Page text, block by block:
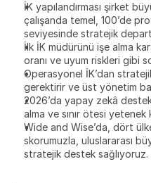
İK yapılandırması şirket
çalışanda temel, 100’de
seviyesinde stratejik
İlk İK müdürünü işe alma
oranı ve uyum riskleri gibi
Operasyonel İK’dan
gerektirir ve üst yönetim
2026’da yapay zekâ
alma ve sınır ötesi yetenek
Wide and Wise’da, dört
skorumuzla, uluslararası
stratejik destek sağlıyoruz.